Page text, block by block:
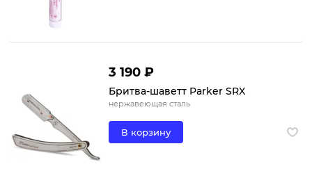
3 190 ₽
Бритва-шаветт Parker SRX
нержавеющая сталь
В корзину